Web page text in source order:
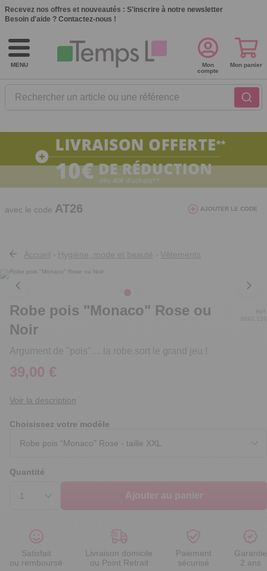
Recevez nos offres et nouveautés : S'inscrire à notre newsletter
Besoin d'aide ? Contactez-nous !
MENU
Rechercher un article ou une référence
Mon
compte
Mon panier
10€ de réduction dès 40€ d'achat. Offre
valable du 03/08/2026 au 12/08/2026.
avec le code AT26 AJOUTER LE CODE
Accueil Hygiène, mode et beauté Vêtements
Robe pois "Monaco" Rose ou
Noir
Argument de "pois"… la robe sort le grand jeu !
Réf.
3692.126
39,00 €
Voir la description
Choisissez votre modèle
Quantité
Ajouter au panier
Satisfait
ou remboursé
Livraison domicile
ou Point Retrait
Paiement
sécurisé
Garantie
2 ans